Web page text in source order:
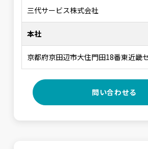
三代サービス株式会社
本社
京都府京田辺市大住門田18番東近畿
問い合わせる